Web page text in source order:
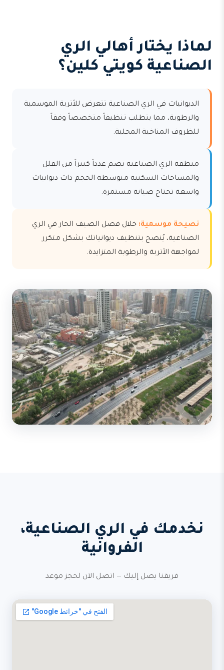
لماذا يختار أهالي الري
الصناعية كويتي كلين؟
الديوانيات في الري الصناعية تتعرض للأتربة الموسمية
والرطوبة، مما يتطلب تنظيفاً متخصصاً وفقاً
للظروف المناخية المحلية.
منطقة الري الصناعية تضم عدداً كبيراً من الفلل
والمساحات السكنية متوسطة الحجم ذات ديوانيات
واسعة تحتاج صيانة مستمرة.
نصيحة موسمية: خلال فصل الصيف الحار في الري
الصناعية، يُنصح بتنظيف ديوانياتك بشكل متكرر
لمواجهة الأتربة والرطوبة المتزايدة.
نخدمك في الري الصناعية،
الفروانية
فريقنا يصل إليك — اتصل الآن لحجز موعد